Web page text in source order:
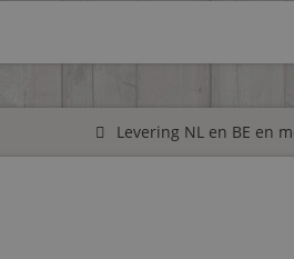
Levering NL en BE en